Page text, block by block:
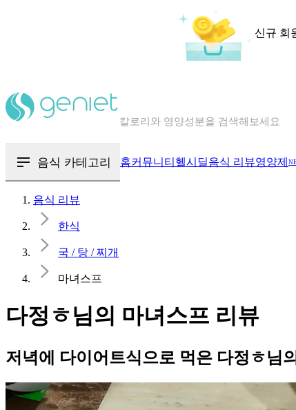
신규 회
혈당 · 다이어트 음식 검색해보세요
음식 카테고리 홈커뮤니티 헬시딜음식 리뷰영양제
음식 리뷰
한식
국 / 탕 / 찌개
마녀스프
다정ㅎ님의 마녀스프 리뷰
저녁에 다이어트식으로 먹은 다정ㅎ님